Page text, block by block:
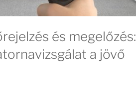
és megelőzés:
a jövő